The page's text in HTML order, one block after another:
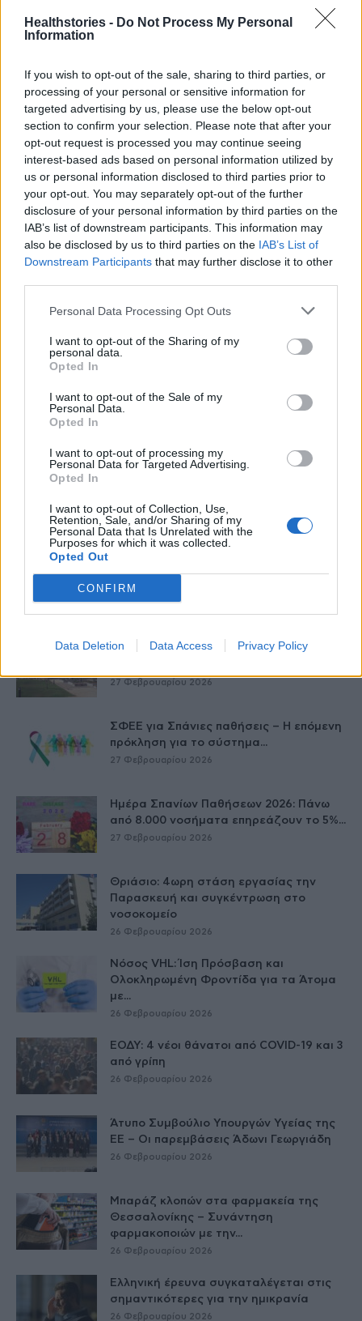
Healthstories - Do Not Process My Personal
Information
If you wish to opt-out of the sale, sharing to third parties, or
processing of your personal or sensitive information for
targeted advertising by us, please use the below opt-out
section to confirm your selection. Please note that after your
opt-out request is processed you may continue seeing
interest-based ads based on personal information utilized by
us or personal information disclosed to third parties prior to
your opt-out. You may separately opt-out of the further
disclosure of your personal information by third parties on the
IAB’s list of downstream participants. This information may
also be disclosed by us to third parties on the IAB’s List of
Downstream Participants that may further disclose it to other
Personal Data Processing Opt Outs
I want to opt-out of the Sharing of my
personal data.
Opted In
I want to opt-out of the Sale of my
Personal Data.
Opted In
I want to opt-out of processing my
Personal Data for Targeted Advertising.
Opted In
I want to opt-out of Collection, Use,
Retention, Sale, and/or Sharing of my
Personal Data that Is Unrelated with the
Purposes for which it was collected.
Opted Out
CONFIRM
Data Deletion Data Access Privacy Policy
Δείτε Ακόμη
Γεωργιάδης: Πολλαπλά οφέλη από τη
συνεργασία δημοσίου και ιδιωτικού
τομέα
27 Φεβρουαρίου 2026
Παράρτημα του Παίδων “Αγία Σοφία”
στο Ίλιον – Τι ανακοινώθηκε από...
Δύο χρόνια λειτουργίας της Κλινικής
27 Φεβρουαρίου 2026
αντιλιπιδαιμικού φαρμάκου
27 Φεβρουαρίου 2026
νοσήσει
27 Φεβρουαρίου 2026
Νοσ. Παπαγεωργίου – Νέο σύστημα
27 Φεβρουαρίου 2026
ΣΦΕΕ για Σπάνιες παθήσεις – Η επόμενη
πρόκληση για το σύστημα...
27 Φεβρουαρίου 2026
Ημέρα Σπανίων Παθήσεων 2026: Πάνω
από 8.000 νοσήματα επηρεάζουν το 5%...
27 Φεβρουαρίου 2026
Θριάσιο: 4ωρη στάση εργασίας την
Παρασκευή και συγκέντρωση στο
νοσοκομείο
26 Φεβρουαρίου 2026
Νόσος VHL: Ίση Πρόσβαση και
Ολοκληρωμένη Φροντίδα για τα Άτομα
με...
26 Φεβρουαρίου 2026
ΕΟΔΥ: 4 νέοι θάνατοι από COVID-19 και 3
από γρίπη
26 Φεβρουαρίου 2026
Άτυπο Συμβούλιο Υπουργών Υγείας της
ΕE – Οι παρεμβάσεις Άδωνι Γεωργιάδη
26 Φεβρουαρίου 2026
Μπαράζ κλοπών στα φαρμακεία της
Θεσσαλονίκης – Συνάντηση
φαρμακοποιών με την...
26 Φεβρουαρίου 2026
Ελληνική έρευνα συγκαταλέγεται στις
σημαντικότερες για την ημικρανία
26 Φεβρουαρίου 2026